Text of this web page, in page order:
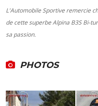
L'Automobile Sportive remercie
de cette superbe Alpina B3S Bi-
sa passion.
PHOTOS